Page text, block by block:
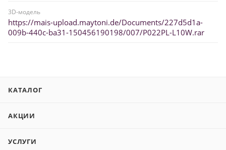
3D-модель
https://mais-upload.maytoni.de/Documents/227d5d1a-
009b-440c-ba31-150456190198/007/P022PL-L10W.rar
КАТАЛОГ
АКЦИИ
УСЛУГИ